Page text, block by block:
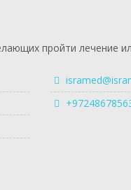
пройти лечение